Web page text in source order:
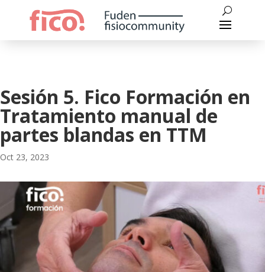
Sesión 5. Fico Formación en
Tratamiento manual de
partes blandas en TTM
Oct 23, 2023